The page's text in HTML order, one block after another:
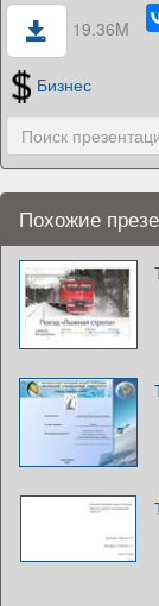
19.36M
Бизнес
Похожие